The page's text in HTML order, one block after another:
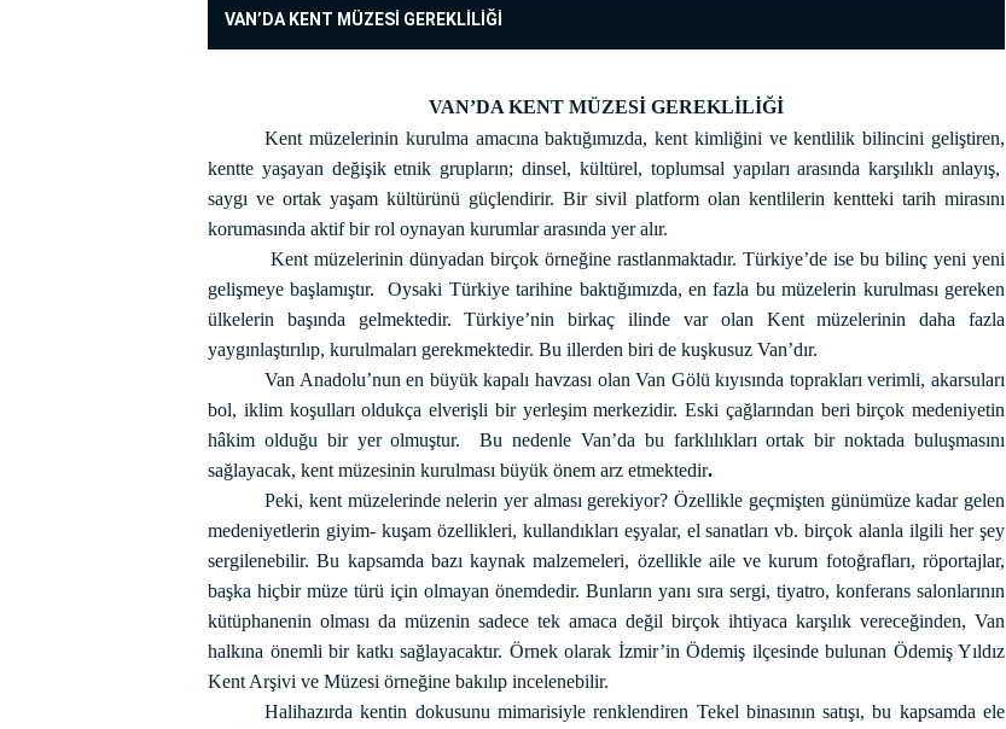
VAN’DA KENT MÜZESİ GEREKLİLİĞİ
VAN’DA KENT MÜZESİ GEREKLİLİĞİ
Kent müzelerinin kurulma amacına baktığımızda, kent kimliğini ve kentlilik bilincini geliştiren,
kentte yaşayan değişik etnik grupların; dinsel, kültürel, toplumsal yapıları arasında karşılıklı anlayış,
saygı ve ortak yaşam kültürünü güçlendirir. Bir sivil platform olan kentlilerin kentteki tarih mirasını
korumasında aktif bir rol oynayan kurumlar arasında yer alır.
Kent müzelerinin dünyadan birçok örneğine rastlanmaktadır. Türkiye’de ise bu bilinç yeni yeni
gelişmeye başlamıştır.
Oysaki Türkiye tarihine baktığımızda, en fazla bu müzelerin kurulması gereken
ülkelerin başında gelmektedir. Türkiye’nin birkaç ilinde var olan Kent müzelerinin daha fazla
yaygınlaştırılıp, kurulmaları gerekmektedir. Bu illerden biri de kuşkusuz Van’dır.
Van Anadolu’nun en büyük kapalı havzası olan Van Gölü kıyısında toprakları verimli, akarsuları
bol, iklim koşulları oldukça elverişli bir yerleşim merkezidir. Eski çağlarından beri birçok medeniyetin
hâkim olduğu bir yer olmuştur.
Bu nedenle Van’da bu farklılıkları ortak bir noktada buluşmasını
sağlayacak, kent müzesinin kurulması büyük önem arz etmektedir.
Peki, kent müzelerinde nelerin yer alması gerekiyor? Özellikle geçmişten günümüze kadar gelen
medeniyetlerin giyim- kuşam özellikleri, kullandıkları eşyalar, el sanatları vb. birçok alanla ilgili her şey
sergilenebilir. Bu kapsamda bazı kaynak malzemeleri, özellikle aile ve kurum fotoğrafları, röportajlar,
başka hiçbir müze türü için olmayan önemdedir. Bunların yanı sıra sergi, tiyatro, konferans salonlarının
kütüphanenin olması da müzenin sadece tek amaca değil birçok ihtiyaca karşılık vereceğinden, Van
halkına önemli bir katkı sağlayacaktır. Örnek olarak İzmir’in Ödemiş ilçesinde bulunan Ödemiş Yıldız
Kent Arşivi ve Müzesi örneğine bakılıp incelenebilir.
Halihazırda kentin dokusunu mimarisiyle renklendiren Tekel binasının satışı, bu kapsamda ele